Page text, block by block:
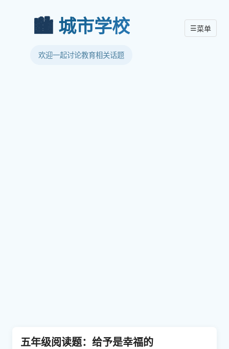
🏙️ 城市学校
欢迎一起讨论教育相关话题
☰菜单
五年级阅读题：给予是幸福的